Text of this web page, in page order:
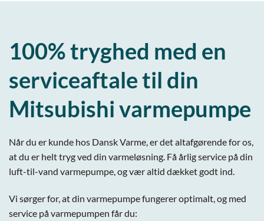
100% tryghed med en
serviceaftale til din
Mitsubishi varmepumpe
Når du er kunde hos Dansk Varme, er det altafgørende for os,
at du er helt tryg ved din varmeløsning. Få årlig service på din
luft-til-vand varmepumpe, og vær altid dækket godt ind.
Vi sørger for, at din varmepumpe fungerer optimalt, og med
service på varmepumpen får du: